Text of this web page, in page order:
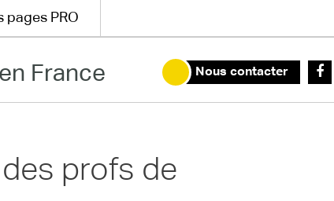
pages PRO
France Nous contacter
profs de